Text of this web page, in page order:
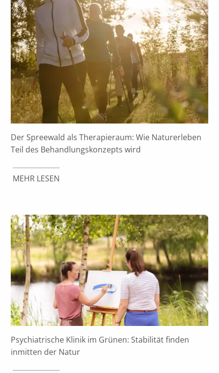
Der Spreewald als Therapieraum: Wie Naturerleben
Teil des Behandlungskonzepts wird
MEHR LESEN
Psychiatrische Klinik im Grünen: Stabilität finden
inmitten der Natur